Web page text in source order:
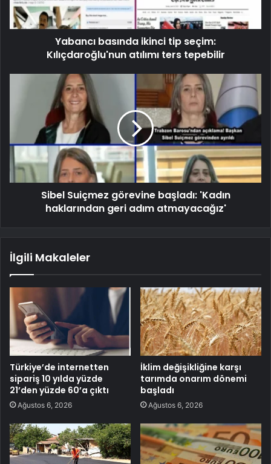
Yabancı basında ikinci tip seçim:
Kılıçdaroğlu'nun atılımı ters tepebilir
Sibel Suiçmez görevine başladı: 'Kadın
haklarından geri adım atmayacağız'
İlgili Makaleler
Türkiye’de internetten
sipariş 10 yılda yüzde
21’den yüzde 60’a çıktı
Ağustos 6, 2026
İklim değişikliğine karşı
tarımda onarım dönemi
başladı
Ağustos 6, 2026